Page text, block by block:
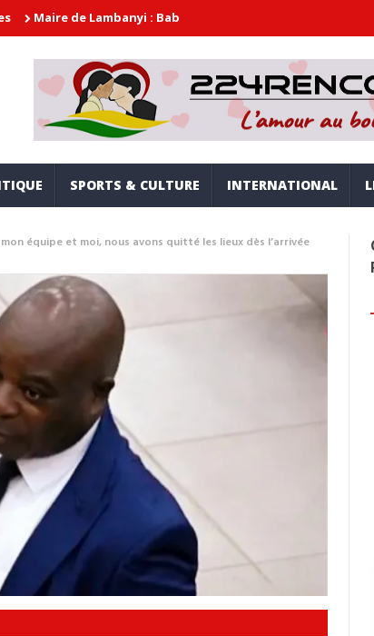
Lambanyi : Baba Alimou Barry promet une gouvernance
SPORTS & CULTURE INTERNATIONAL
équipe et moi, nous avons quitté les lieux dès l’arrivée